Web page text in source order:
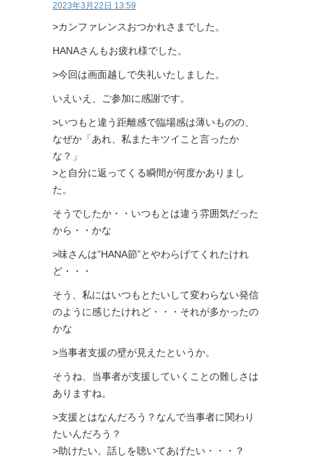
2023年3月22日 13:59
>カンファレンスおつかれさまでした。
HANAさんもお疲れ様でした。
>今回は画面越しで失礼いたしました。
いえいえ、ご参加に感謝です。
>いつもと違う距離感で臨場感は薄いものの、
なぜか「あれ、私またキツイこと言ったか
な？」
>と自分に返ってくる瞬間が何度かありまし
た。
そうでしたか・・いつもとは違う雰囲気だった
から・・かな
>味さんは”HANA節”とやわらげてくれたけれ
ど・・・
そう、私にはいつもとたいして変わらない発信
のように感じたけれど・・・それが多かったの
かな
>当事者支援の壁が見えたというか。
そうね、当事者が支援していくことの難しさは
ありますね。
>支援とはなんだろう？なんで当事者に関わり
たいんだろう？
>助けたい。話しを聴いてあげたい・・・？